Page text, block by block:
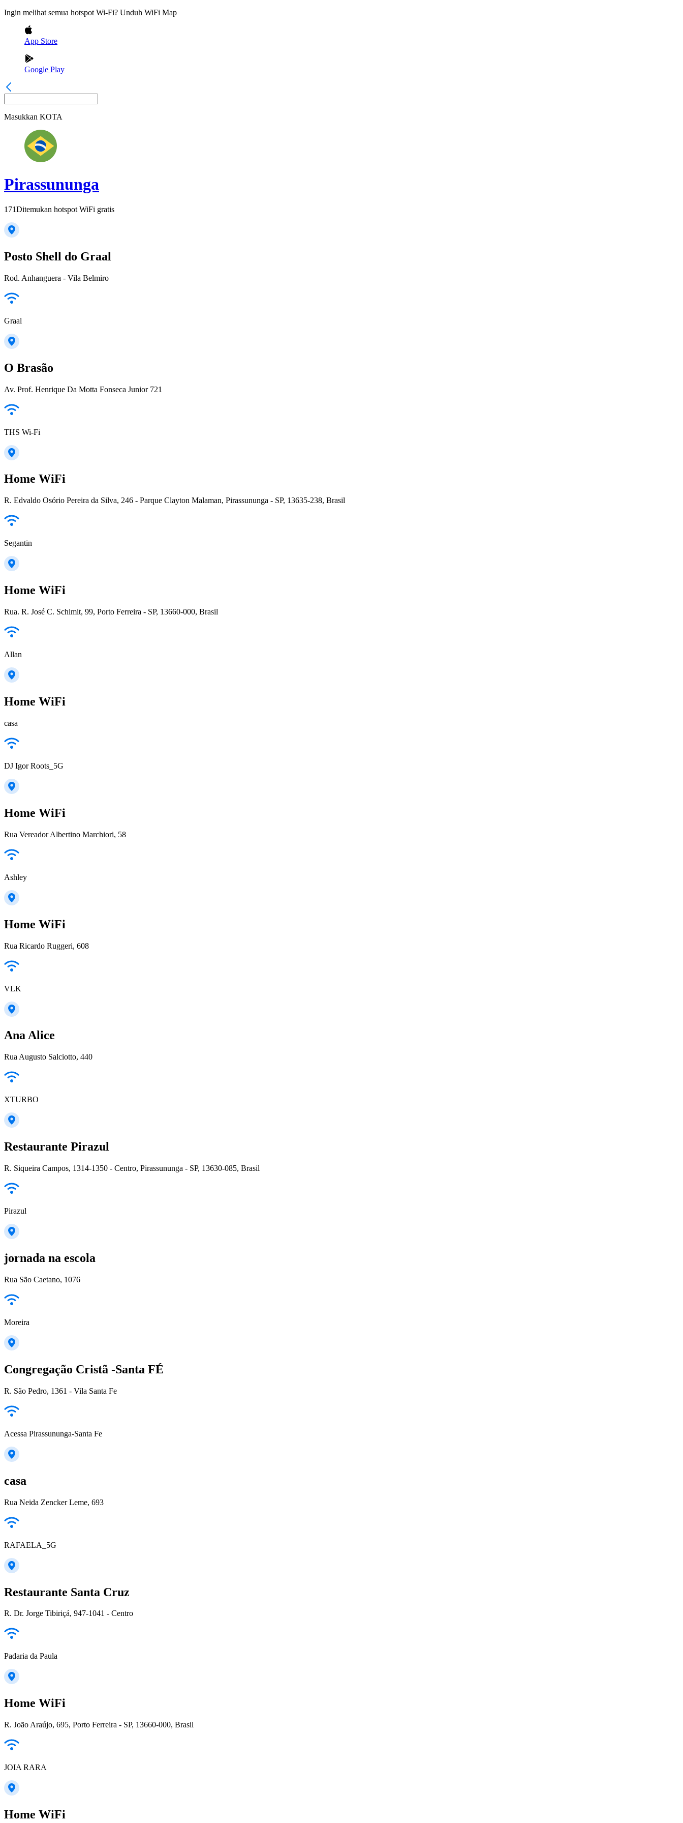
Ingin melihat semua hotspot Wi-Fi? Unduh WiFi Map
App Store
Google Play
Masukkan KOTA
Pirassununga
171Ditemukan hotspot WiFi gratis
Posto Shell do Graal
Rod. Anhanguera - Vila Belmiro
Graal
O Brasão
Av. Prof. Henrique Da Motta Fonseca Junior 721
THS Wi-Fi
Home WiFi
R. Edvaldo Osório Pereira da Silva, 246 - Parque Clayton Malaman, Pirassununga - SP, 13635-238, Brasil
Segantin
Home WiFi
Rua. R. José C. Schimit, 99, Porto Ferreira - SP, 13660-000, Brasil
Allan
Home WiFi
casa
DJ Igor Roots_5G
Home WiFi
Rua Vereador Albertino Marchiori, 58
Ashley
Home WiFi
Rua Ricardo Ruggeri, 608
VLK
Ana Alice
Rua Augusto Salciotto, 440
XTURBO
Restaurante Pirazul
R. Siqueira Campos, 1314-1350 - Centro, Pirassununga - SP, 13630-085, Brasil
Pirazul
jornada na escola
Rua São Caetano, 1076
Moreira
Congregação Cristã -Santa FÉ
R. São Pedro, 1361 - Vila Santa Fe
Acessa Pirassununga-Santa Fe
casa
Rua Neida Zencker Leme, 693
RAFAELA_5G
Restaurante Santa Cruz
R. Dr. Jorge Tibiriçá, 947-1041 - Centro
Padaria da Paula
Home WiFi
R. João Araújo, 695, Porto Ferreira - SP, 13660-000, Brasil
JOIA RARA
Home WiFi